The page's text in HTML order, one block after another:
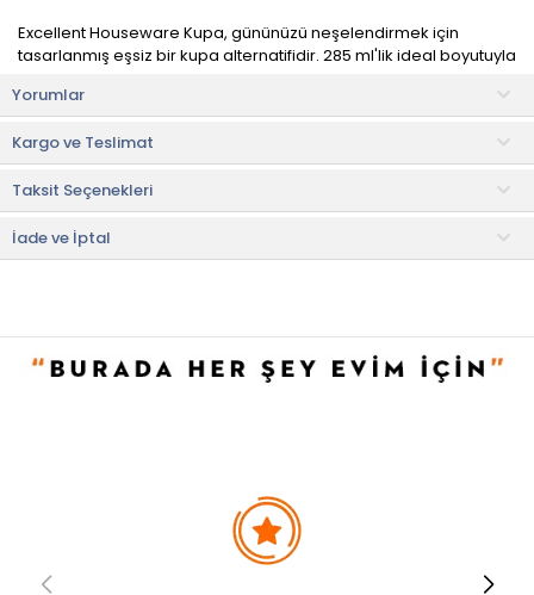
Excellent Houseware Kupa, gününüzü neşelendirmek için
tasarlanmış eşsiz bir kupa alternatifidir. 285 ml'lik ideal boyutuyla
getirir.
Yüksek kaliteli porselenden üretilmiştir. Porselen, zarif bir
görünüm sunarken aynı zamanda dayanıklılığı ile bilinir. Bu
nedenle uzun yıllar boyunca günlük kullanım için mükemmel bir
tercihtir.
Kullanım ve Bakım Bilgileri
Evidea tarafından incelenecek ve uygun bulunmayan siparişler
iptal edilecektir.
Yorumlar
Kargo ve Teslimat
Taksit Seçenekleri
İade ve İptal